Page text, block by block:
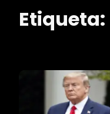
Etiqueta: